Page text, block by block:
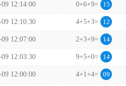
09 12:14:00 0+6+9= 15
09 12:10:30 4+5+3= 12
09 12:07:00 2+3+9= 14
09 12:03:30 9+5+0= 14
09 12:00:00 4+1+4= 09